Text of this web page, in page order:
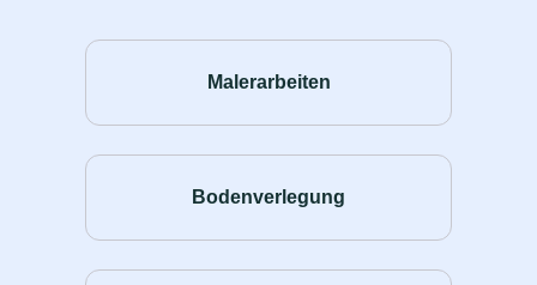
Malerarbeiten
Bodenverlegung